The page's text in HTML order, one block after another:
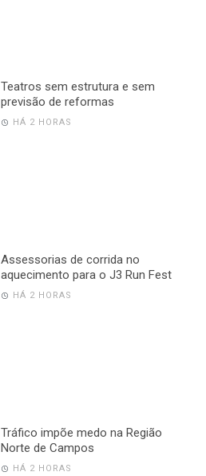
Teatros sem estrutura e sem
previsão de reformas
HÁ 2 HORAS
Assessorias de corrida no
aquecimento para o J3 Run Fest
HÁ 2 HORAS
Tráfico impõe medo na Região
Norte de Campos
HÁ 2 HORAS